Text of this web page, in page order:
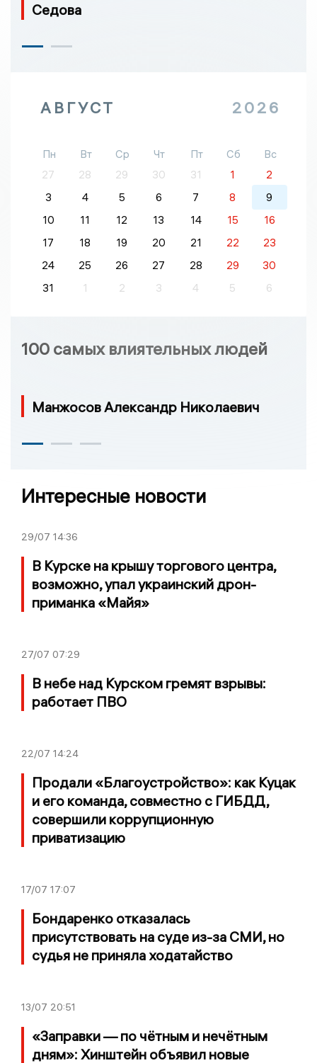
Седова
АВГУСТ 2026
Пн Вт Ср Чт Пт Сб
Вс
27
28 29 30 31 1
2
3
4 5 6 7 8
9
10
11 12 13 14 15
16
17
18 19 20 21 22
23
24
25 26 27 28 29
30
31
1 2 3 4 5 6
100 самых влиятельных людей
Манжосов Александр Николаевич
Интересные новости
29/07 14:36
В Курске на крышу торгового центра,
возможно, упал украинский дрон-
приманка «Майя»
27/07 07:29
В небе над Курском гремят взрывы:
работает ПВО
22/07 14:24
Продали «Благоустройство»: как Куцак
и его команда, совместно с ГИБДД,
совершили коррупционную
приватизацию
17/07 17:07
Бондаренко отказалась
присутствовать на суде из-за СМИ, но
судья не приняла ходатайство
13/07 20:51
«Заправки — по чётным и нечётным
дням»: Хинштейн объявил новые